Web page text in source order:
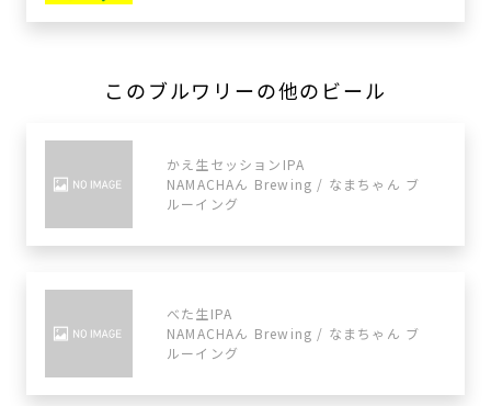
このブルワリーの他のビール
かえ生セッションIPA
NAMACHAん Brewing / なまちゃん ブ
ルーイング
べた生IPA
NAMACHAん Brewing / なまちゃん ブ
ルーイング